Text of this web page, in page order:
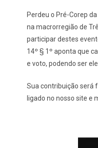
Perdeu o Pré-Corep
na macrorregião de
participar destes
14º § 1º aponta que
e voto, podendo ser
Sua contribuição será
ligado no nosso site e